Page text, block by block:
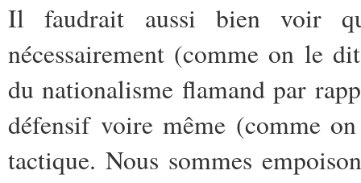
Il faudrait aussi bien voir
nécessairement (comme on le
du nationalisme flamand par
défensif voire même (comme
tactique. Nous sommes